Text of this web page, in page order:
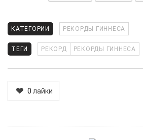
КАТЕГОРИИ РЕКОРДЫ ГИННЕСА
ТЕГИ РЕКОРД РЕКОРДЫ ГИННЕСА
0 лайки